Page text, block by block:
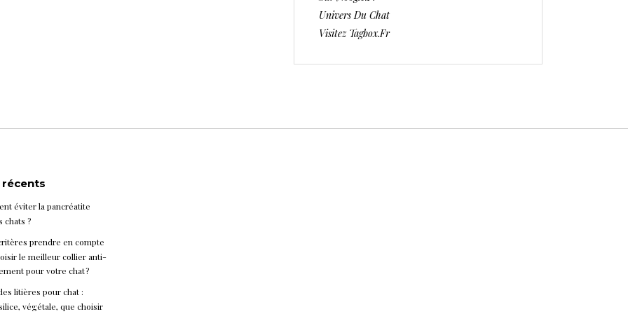
Univers Du Chat
Visitez Tagbox.fr
éviter la pancréatite
chats ?
prendre en compte
le meilleur collier anti-
pour votre chat ?
litières pour chat :
végétale, que choisir